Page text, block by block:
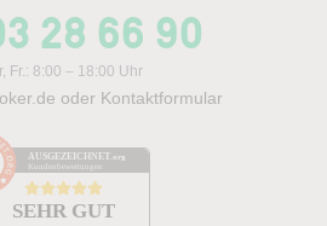
28 66 90
Fr.: 8:00 – 18:00 Uhr
oder Kontaktformular
AUSGEZEICHNET .org
Kundenbewertungen
SEHR GUT